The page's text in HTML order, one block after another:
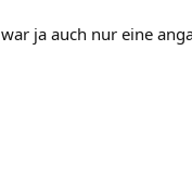
war ja auch nur eine